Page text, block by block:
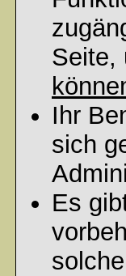
Seite,
Ihr
sich
Es